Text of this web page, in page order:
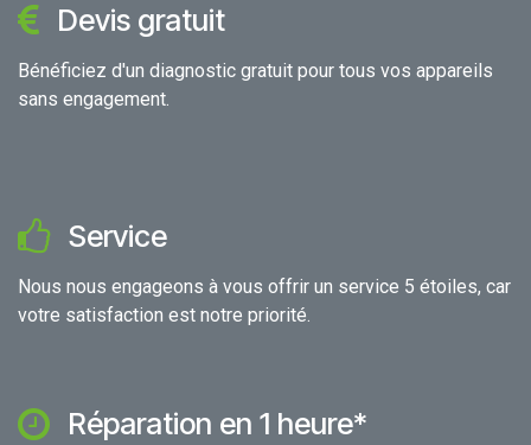
Devis gratuit
Bénéficiez d'un diagnostic gratuit pour tous vos appareils
sans engagement.
Service
Nous nous engageons à vous offrir un service 5 étoiles, car
votre satisfaction est notre priorité.
Réparation en 1 heure*